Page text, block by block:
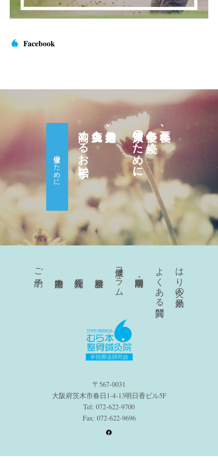
Facebook
五年後、
十年後も続く
健康のために。
自然治癒力、
免疫力を
高めるお手伝い。
健康のために
はり灸の効果
よくある質問
健康コラム
ご予約
〒567-0031
大阪府茨木市春日1-4-13明日香ビル5F
Tel: 072-622-9700
Fax: 072-622-9696